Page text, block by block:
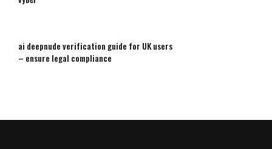
ai deepnude verification guide for UK users
– ensure legal compliance